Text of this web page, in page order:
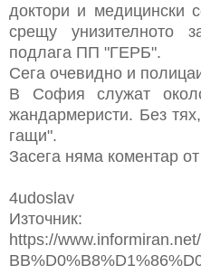
доктори и медицински
срещу унизителното
подлага ПП "ГЕРБ".
Сега очевидно и
В София служат
жандармеристи. Без
гащи".
Засега няма коментар
4udoslav
Източник:
https://